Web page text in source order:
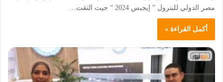
مصر الدولي للبترول ” إيجبس 2024 “ حيث التقت…
أكمل القراءة »